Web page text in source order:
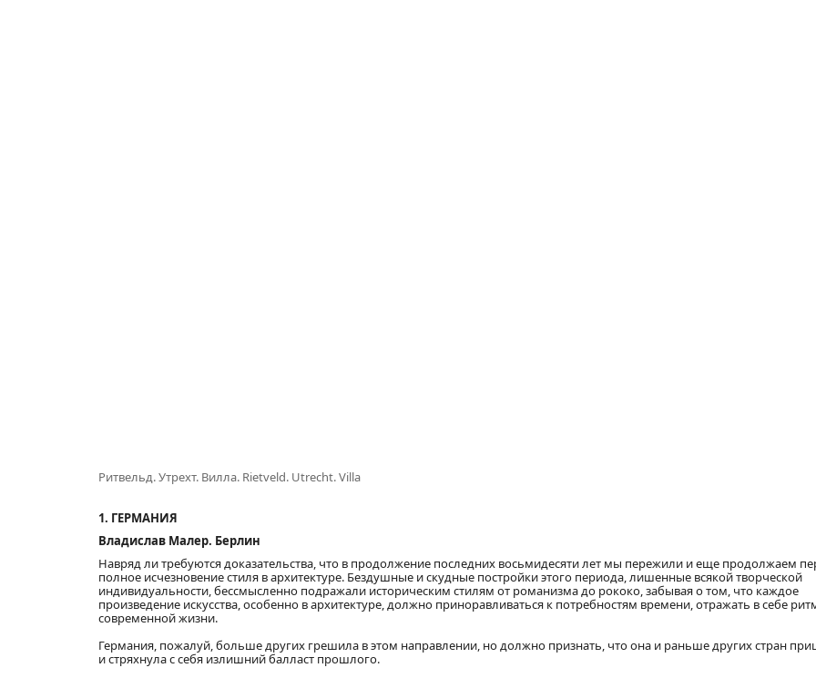
Ритвельд. Утрехт. Вилла. Rietveld. Utrecht.Villa
1. ГЕРМАНИЯ
Владислав Малер. Берлин
Навряд ли требуются доказательства, что в продолжение последних восьмидесяти лет мы пережили и еще продолжаем
полное исчезновение стиля в архитектуре. Бездушные и скудные постройки этого периода, лишенные всякой творческой
индивидуальности, бессмысленно подражали историческим стилям от романизма до рококо, забывая о том, что каждое
произведение искусства, особенно в архитектуре, должно приноравливаться к потребностям времени, отражать в себе
современной жизни.
Германия, пожалуй, больше других грешила в этом направлении, но должно признать, что она и раньше других стран
и стряхнула с себя излишний балласт прошлого.